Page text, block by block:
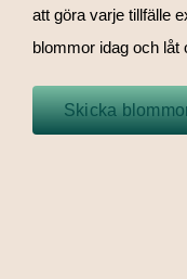
att göra varje tillfälle
blommor idag och låt
Skicka